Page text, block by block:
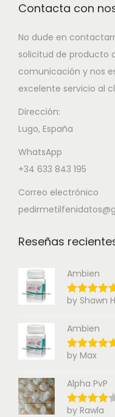
Contacta con
No dude en
solicitud de producto
comunicación y nos
excelente servicio al
Dirección:
Lugo, España
WhatsApp
+34 633 843 195
Correo electrónico
Reseñas
Ambien
by Shawn
Ambien
by Max
Alpha PvP
by Rawla